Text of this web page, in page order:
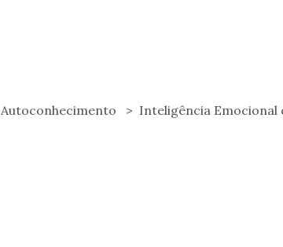
Autoconhecimento > Inteligência Emocional